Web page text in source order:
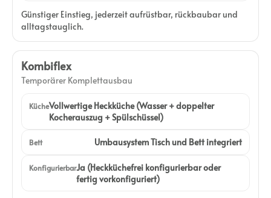
Günstiger Einstieg, jederzeit aufrüstbar, rückbaubar und
alltagstauglich.
Kombiflex
Temporärer Komplettausbau
KücheVollwertige Heckküche (Wasser + doppelter
Kocherauszug + Spülschüssel)
Bett Umbausystem Tisch und Bett integriert
KonfigurierbarJa (Heckküchefrei konfigurierbar oder
fertig vorkonfiguriert)